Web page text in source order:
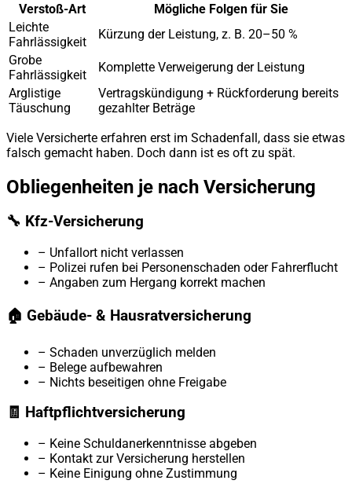
Verstoß-Art
Mögliche Folgen für Sie
Leichte
Fahrlässigkeit
Kürzung der Leistung, z. B. 20–50 %
Grobe
Fahrlässigkeit
Komplette Verweigerung der Leistung
Arglistige
Täuschung
Vertragskündigung + Rückforderung bereits
gezahlter Beträge
Viele Versicherte erfahren erst im Schadenfall, dass sie etwas
falsch gemacht haben. Doch dann ist es oft zu spät.
Obliegenheiten je nach Versicherung
🔧 Kfz-Versicherung
– Unfallort nicht verlassen
– Polizei rufen bei Personenschaden oder Fahrerflucht
– Angaben zum Hergang korrekt machen
🏠 Gebäude- & Hausratversicherung
– Schaden unverzüglich melden
– Belege aufbewahren
– Nichts beseitigen ohne Freigabe
🧾 Haftpflichtversicherung
– Keine Schuldanerkenntnisse abgeben
– Kontakt zur Versicherung herstellen
– Keine Einigung ohne Zustimmung